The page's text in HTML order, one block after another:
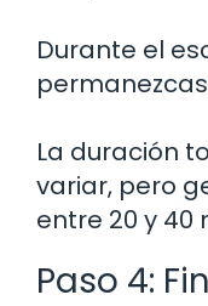
Durante el
La duración
variar, pero
entre 20 y 40
Paso 4: